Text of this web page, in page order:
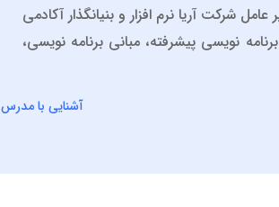
مدیر عامل شرکت آریا نرم افزار و بنیانگذار آکادمی
نویسی پیشرفته، مبانی برنامه نویسی،
آشنایی با مدرس